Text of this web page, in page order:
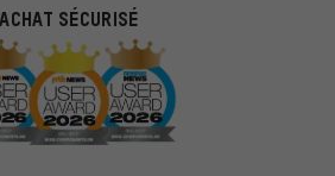
ACHAT SÉCURISÉ